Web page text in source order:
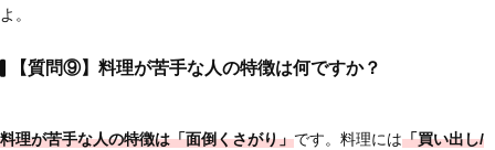
よ。
【質問⑨】料理が苦手な人の特徴は何ですか？
料理が苦手な人の特徴は「面倒くさがり」です。料理には「買い出し/